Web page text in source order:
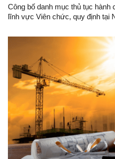
Công bố danh mục thủ tục hành
lĩnh vực Viên chức, quy định tại
và quản lý viên chức thuộc phạm vi quản lý, thẩm quyền giải
quyết của Sở Nội vụ, UBND